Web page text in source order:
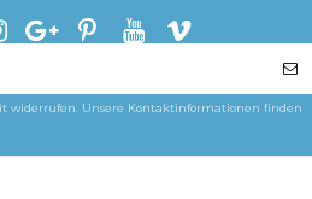
widerrufen. Unsere Kontaktinformationen finden